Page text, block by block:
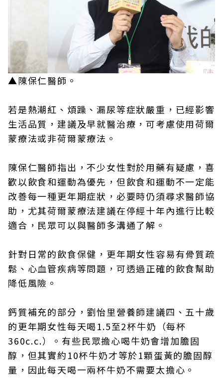
▲陳保仁醫師。
若是熱潮紅、煩躁、漏尿等症狀嚴重，已經影響
生活品質，建議及早就醫治療，可考慮使用荷爾
蒙療法或非荷爾蒙療法。
陳保仁醫師指出，不少女性對於用藥有疑慮，喜
歡以飲食和運動為優先，但飲食和運動不一定能
改善每一種更年期症狀，必要時仍須尋求醫師協
助，尤其荷爾蒙療法建議在停經十年內進行比較
適合，民眾可以與醫師多溝通了解。
針對日常的飲食保健，更年期女性容易有骨質疏
鬆、心血管疾病等問題，可透過正確的飲食幫助
降低風險。
鈣質補充的部分，劉怡里營養師建議四、五十歲
的更年期女性每天喝1.5至2杯牛奶（每杯
360c.c.）。有些民眾擔心喝牛奶會增加膽固
醇，但其實約10杯牛奶才等於1顆蛋黃的膽固醇
量，因此每天喝一兩杯牛奶不需要太擔心。